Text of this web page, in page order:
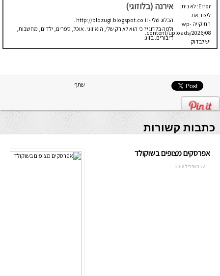
Error: לא ניתן
ליצור את
התיקייה wp-
content/uploads/2026/08.
יש לבדוק
שתיקיית האב
אירנה (בלוזוגי)
הבלוג שלי - http://blozugi.blogspot.co.il .
ולמה בלוזוגי? כי הוא לא רק שלי, הוא זוגי. אוכל, ספרים, ילדים, מחשבות,
דיבורים. בזוג.
שתף
כתבות קשורות
אפרסקים מצופים בשוקולד
22 באפריל 2018